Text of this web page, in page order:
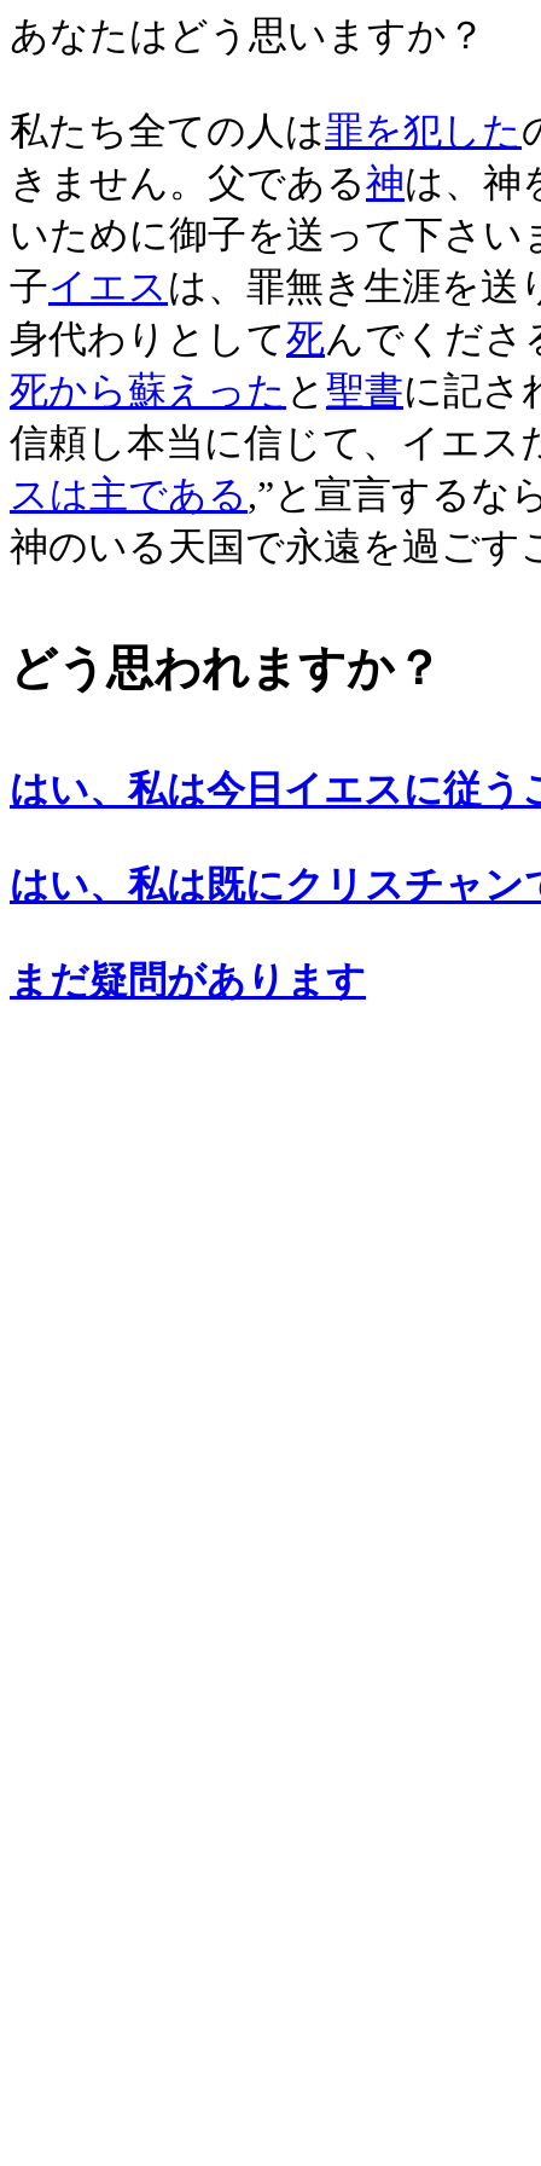
あなたはどう思いますか？
私たち全ての人は罪を犯した
きません。父である神は、神
いために御子を送って下さ
子イエス は、罪無き生涯を送
身代わりとして死んでくださ
死から蘇えった と 聖書に記さ
信頼し本当に信じて、イエス
スは主である ,”と宣言するな
神のいる天国で永遠を過ごす
どう思われますか？
はい、私は今日イエスに従う
はい、私は既にクリスチャン
まだ疑問があります